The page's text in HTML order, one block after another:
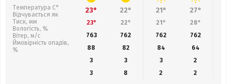
Температура С°
Відчувається як
Тиск, мм
Вологість, %
Вітер, м/с
Ймовірність опадів,
%
23° 22° 21° 27°
23° 22° 21° 28°
763
762 762 762
88
82 84
64
3
3 3
2
3
8 2 2